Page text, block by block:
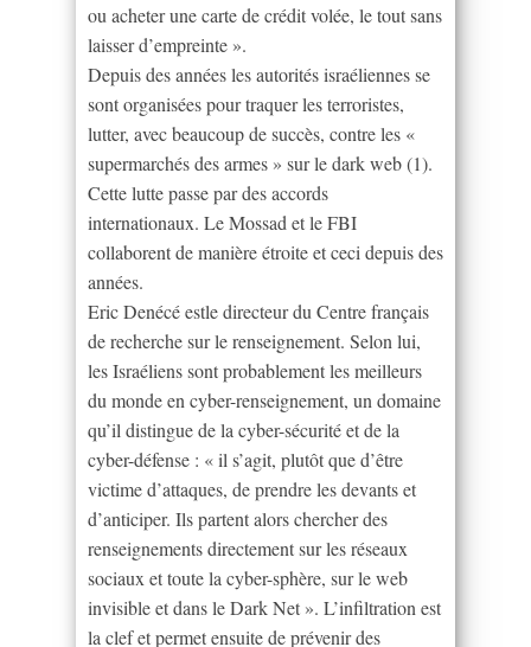
ou acheter une carte de crédit volée, le tout sans
laisser d’empreinte ».
Depuis des années les autorités israéliennes se
sont organisées pour traquer les terroristes,
lutter, avec beaucoup de succès, contre les «
supermarchés des armes » sur le dark web (1).
Cette lutte passe par des accords
internationaux. Le Mossad et le FBI
collaborent de manière étroite et ceci depuis des
années.
Eric Denécé estle directeur du Centre français
de recherche sur le renseignement. Selon lui,
les Israéliens sont probablement les meilleurs
du monde en cyber-renseignement, un domaine
qu’il distingue de la cyber-sécurité et de la
cyber-défense : « il s’agit, plutôt que d’être
victime d’attaques, de prendre les devants et
d’anticiper. Ils partent alors chercher des
renseignements directement sur les réseaux
sociaux et toute la cyber-sphère, sur le web
invisible et dans le Dark Net ». L’infiltration est
la clef et permet ensuite de prévenir des